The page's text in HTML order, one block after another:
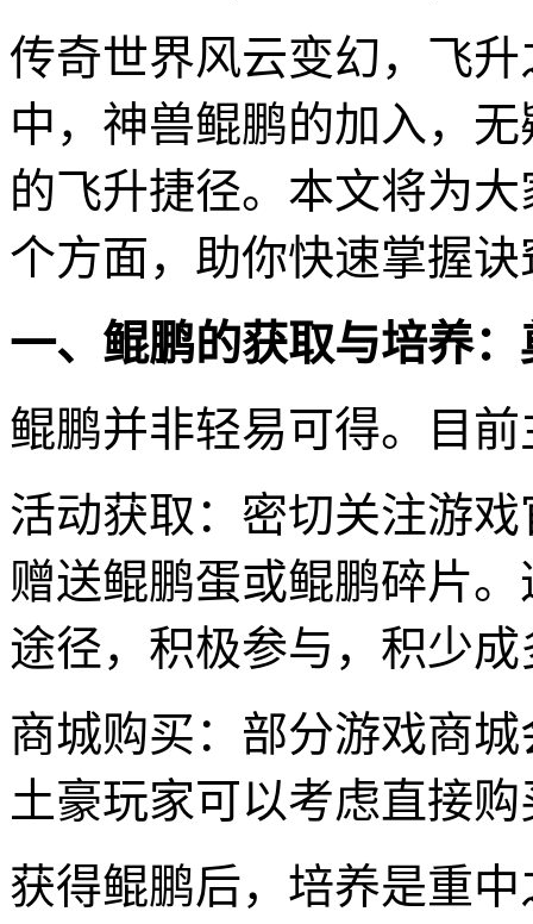
传奇世界风云变幻，飞
中，神兽鲲鹏的加入，
的飞升捷径。本文将为
个方面，助你快速掌握
一、鲲鹏的获取与培养
鲲鹏并非轻易可得。目
活动获取：密切关注游
赠送鲲鹏蛋或鲲鹏碎片
途径，积极参与，积少成
商城购买：部分游戏商
土豪玩家可以考虑直接
获得鲲鹏后，培养是重